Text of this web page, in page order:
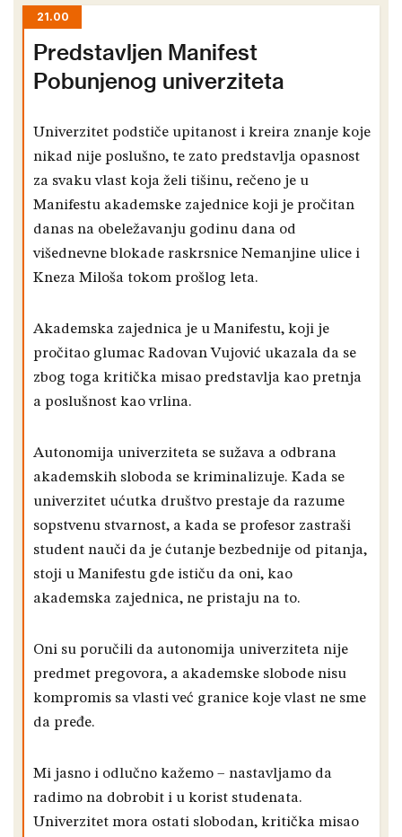
21.00
Predstavljen Manifest
Pobunjenog univerziteta
Univerzitet podstiče upitanost i kreira znanje koje
nikad nije poslušno, te zato predstavlja opasnost
za svaku vlast koja želi tišinu, rečeno je u
Manifestu akademske zajednice koji je pročitan
danas na obeležavanju godinu dana od
višednevne blokade raskrsnice Nemanjine ulice i
Kneza Miloša tokom prošlog leta.
Akademska zajednica je u Manifestu, koji je
pročitao glumac Radovan Vujović ukazala da se
zbog toga kritička misao predstavlja kao pretnja
a poslušnost kao vrlina.
Autonomija univerziteta se sužava a odbrana
akademskih sloboda se kriminalizuje. Kada se
univerzitet ućutka društvo prestaje da razume
sopstvenu stvarnost, a kada se profesor zastraši
student nauči da je ćutanje bezbednije od pitanja,
stoji u Manifestu gde ističu da oni, kao
akademska zajednica, ne pristaju na to.
Oni su poručili da autonomija univerziteta nije
predmet pregovora, a akademske slobode nisu
kompromis sa vlasti već granice koje vlast ne sme
da pređe.
Mi jasno i odlučno kažemo – nastavljamo da
radimo na dobrobit i u korist studenata.
Univerzitet mora ostati slobodan, kritička misao